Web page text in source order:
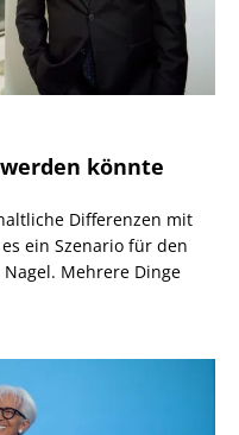
könnte
Differenzen mit
ein Szenario für den
Mehrere Dinge